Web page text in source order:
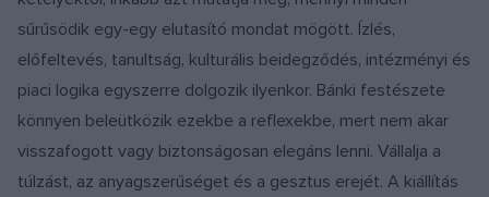
sűrűsödik egy-egy elutasító mondat mögött. Ízlés,
előfeltevés, tanultság, kulturális beidegződés, intézményi és
piaci logika egyszerre dolgozik ilyenkor. Bánki festészete
könnyen beleütközik ezekbe a reflexekbe, mert nem akar
visszafogott vagy biztonságosan elegáns lenni. Vállalja a
túlzást, az anyagszerűséget és a gesztus erejét. A kiállítás